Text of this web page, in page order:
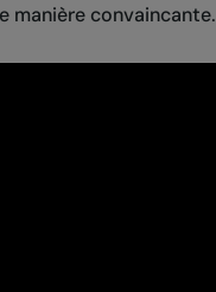
manière convaincante.